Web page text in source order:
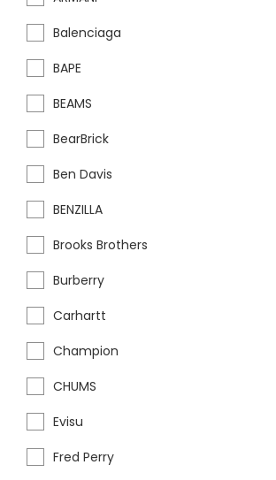
Balenciaga
BAPE
BEAMS
BearBrick
Ben Davis
BENZILLA
Brooks Brothers
Burberry
Carhartt
Champion
CHUMS
Evisu
Fred Perry